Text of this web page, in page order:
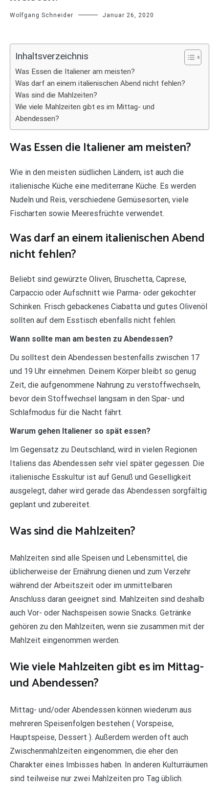
Wolfgang Schneider Januar 26, 2020
Inhaltsverzeichnis
Was Essen die Italiener am meisten?
Was darf an einem italienischen Abend nicht fehlen?
Was sind die Mahlzeiten?
Wie viele Mahlzeiten gibt es im Mittag- und
Abendessen?
Was Essen die Italiener am meisten?
Wie in den meisten südlichen Ländern, ist auch die
italienische Küche eine mediterrane Küche. Es werden
Nudeln und Reis, verschiedene Gemüsesorten, viele
Fischarten sowie Meeresfrüchte verwendet.
Was darf an einem italienischen Abend
nicht fehlen?
Beliebt sind gewürzte Oliven, Bruschetta, Caprese,
Carpaccio oder Aufschnitt wie Parma- oder gekochter
Schinken. Frisch gebackenes Ciabatta und gutes Olivenöl
sollten auf dem Esstisch ebenfalls nicht fehlen.
Wann sollte man am besten zu Abendessen?
Du solltest dein Abendessen bestenfalls zwischen 17
und 19 Uhr einnehmen. Deinem Körper bleibt so genug
Zeit, die aufgenommene Nahrung zu verstoffwechseln,
bevor dein Stoffwechsel langsam in den Spar- und
Schlafmodus für die Nacht fährt.
Warum gehen Italiener so spät essen?
Im Gegensatz zu Deutschland, wird in vielen Regionen
Italiens das Abendessen sehr viel später gegessen. Die
italienische Esskultur ist auf Genuß und Geselligkeit
ausgelegt, daher wird gerade das Abendessen sorgfältig
geplant und zubereitet.
Was sind die Mahlzeiten?
Mahlzeiten sind alle Speisen und Lebensmittel, die
üblicherweise der Ernährung dienen und zum Verzehr
während der Arbeitszeit oder im unmittelbaren
Anschluss daran geeignet sind. Mahlzeiten sind deshalb
auch Vor- oder Nachspeisen sowie Snacks. Getränke
gehören zu den Mahlzeiten, wenn sie zusammen mit der
Mahlzeit eingenommen werden.
Wie viele Mahlzeiten gibt es im Mittag-
und Abendessen?
Mittag- und/oder Abendessen können wiederum aus
mehreren Speisenfolgen bestehen ( Vorspeise,
Hauptspeise, Dessert ). Außerdem werden oft auch
Zwischenmahlzeiten eingenommen, die eher den
Charakter eines Imbisses haben. In anderen Kulturräumen
sind teilweise nur zwei Mahlzeiten pro Tag üblich.